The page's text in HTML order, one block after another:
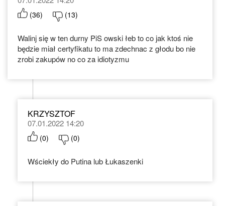
(36) (13)
Walinj się w ten durny PiS owski łeb to co jak ktoś nie
będzie miał certyfikatu to ma zdechnac z głodu bo nie
zrobi zakupów no co za idiotyzmu
KRZYSZTOF
07.01.2022 14:20
(0) (0)
Wściekły do Putina lub Łukaszenki